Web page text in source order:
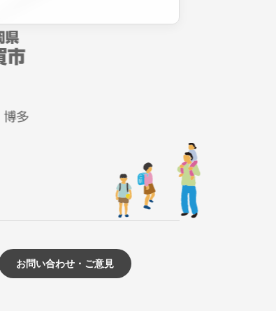
お問い合わせ・ご意見